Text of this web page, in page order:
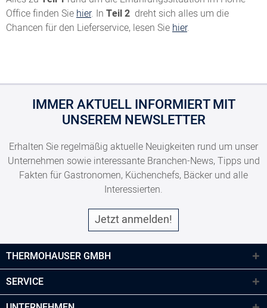
Office finden Sie hier. In Teil 2 dreht sich alles um die
Chancen für den Lieferservice, lesen Sie hier.
IMMER AKTUELL INFORMIERT MIT
UNSEREM NEWSLETTER
Erhalten Sie regelmäßig aktuelle Neuigkeiten rund um unser
Unternehmen sowie interessante Branchen-News, Tipps und
Fakten für Gastronomen, Küchenchefs, Bäcker und alle
Interessierten.
Jetzt anmelden!
THERMOHAUSER GMBH
SERVICE